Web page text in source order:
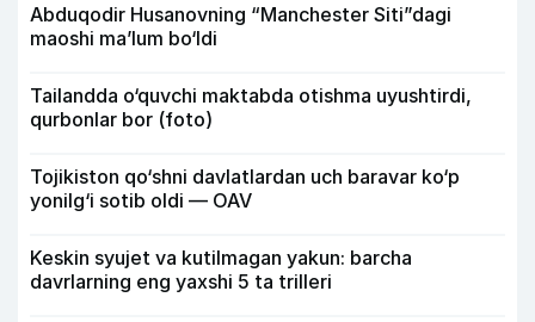
Abduqodir Husanovning “Manchester Siti”dagi
maoshi ma’lum bo‘ldi
Tailandda o‘quvchi maktabda otishma uyushtirdi,
qurbonlar bor (foto)
Tojikiston qo‘shni davlatlardan uch baravar ko‘p
yonilg‘i sotib oldi — OAV
Keskin syujet va kutilmagan yakun: barcha
davrlarning eng yaxshi 5 ta trilleri